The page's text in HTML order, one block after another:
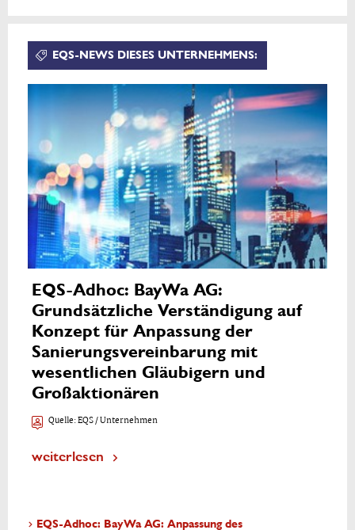
EQS-NEWS DIESES UNTERNEHMENS:
EQS-Adhoc: BayWa AG:
Grundsätzliche Verständigung auf
Konzept für Anpassung der
Sanierungsvereinbarung mit
wesentlichen Gläubigern und
Großaktionären
Quelle:EQS / Unternehmen
weiterlesen
EQS-Adhoc: BayWa AG: Anpassung des